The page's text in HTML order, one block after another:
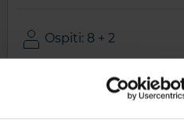
Ospiti: 8 + 2
Area della casa: 243m2
Bagni: 4